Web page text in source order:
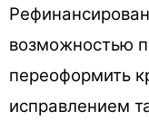
возможностью
переоформить
исправлением